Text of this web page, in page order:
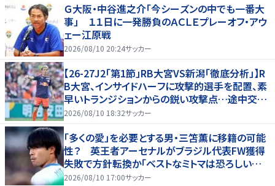
Ｇ大阪・中谷進之介「今シーズンの中でも一番大
事」 １１日に一発勝負のＡＣＬＥプレーオフ・アウ
ェー江原戦
2026/08/10 20:24サッカー
【26-27J2「第1節」RB大宮VS新潟「徹底分析」】R
B大宮、インサイドハーフに攻撃的選手を配置、素
早いトランジションからの鋭い攻撃点…途中交代
での“メッセージ”も(1)
2026/08/10 18:32サッカー
「多くの愛」を必要とする男・三笘薫に移籍の可能
性？ 英王者アーセナルがブラジル代表FW獲得
失敗で方針転換か「ベストなミトマは恐ろしいほ
ど優れている」
2026/08/10 17:00サッカー